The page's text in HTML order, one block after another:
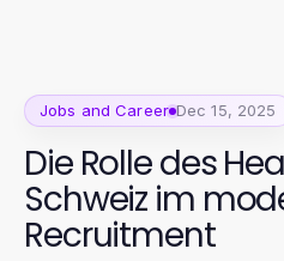
Jobs and Career Dec 15, 2025
Die Rolle des
Schweiz im
Recruitment